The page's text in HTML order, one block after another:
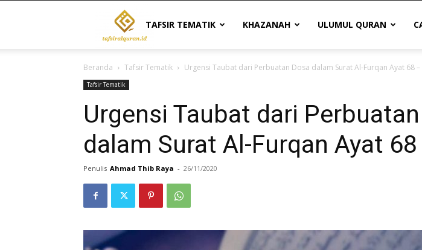
Tafsir
Al
Quran
|
TAFSIR TEMATIK KHAZANAH ULUMUL QURAN
Beranda Tafsir Tematik Urgensi Taubat dari Perbuatan Dosa dalam Surat Al-Furqan Ayat 68 –
Tafsir Tematik
Urgensi Taubat dari
dalam Surat Al-Furqan Ayat
Penulis Ahmad Thib Raya - 26/11/2020